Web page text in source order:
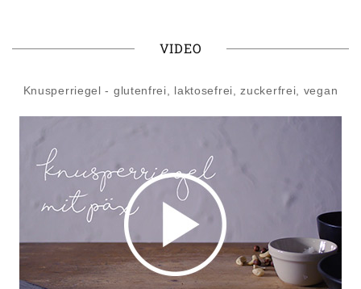
VIDEO
Knusperriegel - glutenfrei, laktosefrei, zuckerfrei, vegan